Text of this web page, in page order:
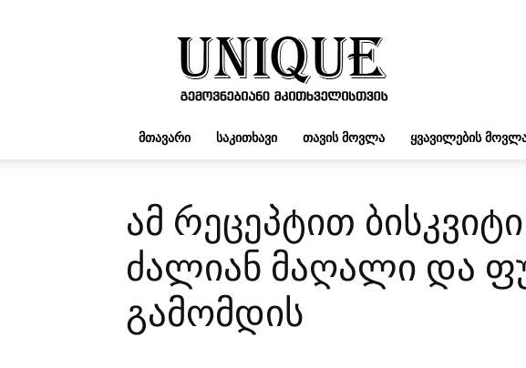
UNIQUE.GE
ᲛᲗᲐᲕᲐᲠᲘ ᲡᲐᲙᲘᲗᲮᲐᲕᲘ ᲗᲐᲕᲘᲡ ᲛᲝᲕᲚᲐ ᲧᲕᲐᲕᲘᲚᲔᲑᲘᲡ
ამ რეცეპტით
ძალიან მაღალი და
გამომდის